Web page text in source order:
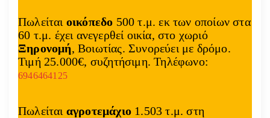
Πωλείται οικόπεδο 500 τ.μ. εκ των οποίων στα
60 τ.μ. έχει ανεγερθεί οικία, στο χωριό
Ξηρονομή, Βοιωτίας. Συνορεύει με δρόμο.
Τιμή 25.000€, συζητήσιμη. Τηλέφωνο:
6946464125
Πωλείται αγροτεμάχιο 1.503 τ.μ. στη